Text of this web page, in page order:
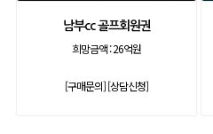
남부cc 골프회원권
희망금액 :26억원
[구매문의][상담신청]